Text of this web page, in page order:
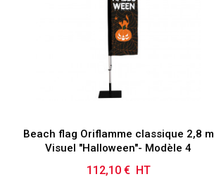
Beach flag Oriflamme classique 2,8 m
Visuel "Halloween"- Modèle 4
Prix
112,10 € HT